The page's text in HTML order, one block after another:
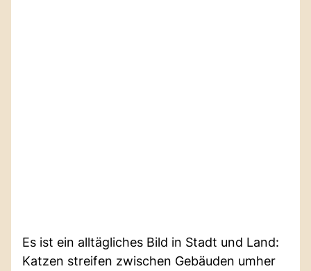
Es ist ein alltägliches Bild in Stadt und Land:
Katzen streifen zwischen Gebäuden umher